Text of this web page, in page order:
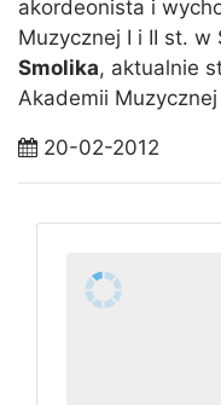
akordeonista i
Muzycznej I i II st. w
Smolika, aktualnie
Akademii
20-02-2012